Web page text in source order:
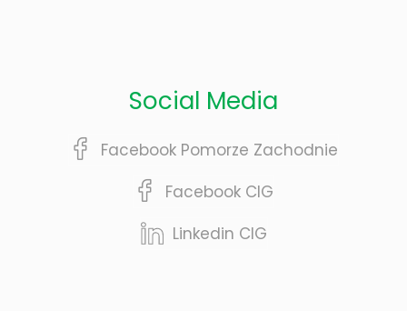
Social Media
Facebook Pomorze Zachodnie
Facebook CIG
Linkedin CIG